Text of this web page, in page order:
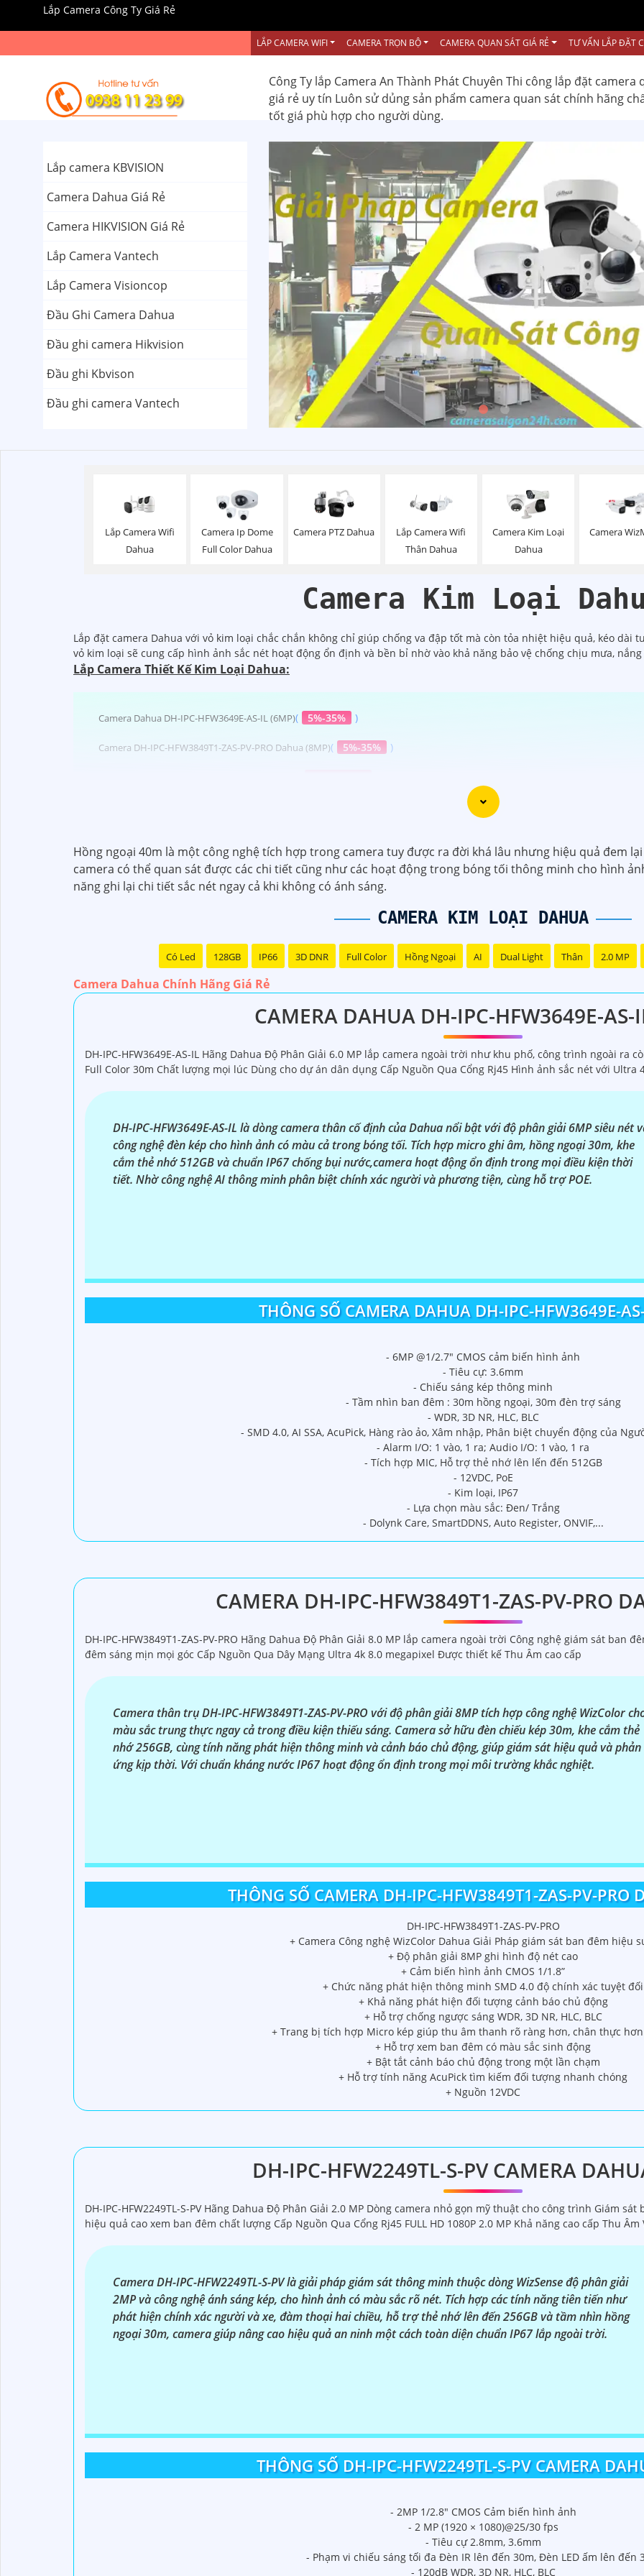
Lắp Camera Công Ty Giá Rẻ
LẮP CAMERA WIFI CAMERA TRỌN BỘ CAMERA QUAN SÁT GIÁ RẺ TƯ VẤN LẮP ĐẶT
Công Ty lắp Camera An Thành Phát Chuyên Thi công lắp đặt camera
giá rẻ uy tín Luôn sử dủng sản phẩm camera quan sát chính hãng
tốt giá phù hợp cho người dùng.
Lắp camera KBVISION
Camera Dahua Giá Rẻ
Camera HIKVISION Giá Rẻ
Lắp Camera Vantech
Lắp Camera Visioncop
Đầu Ghi Camera Dahua
Đầu ghi camera Hikvision
Đầu ghi Kbvison
Đầu ghi camera Vantech
Lắp Camera Wifi
Dahua
Camera Ip Dome
Full Color Dahua
Camera PTZ Dahua
Lắp Camera Wifi
Thân Dahua
Camera Kim Loại
Dahua
Camera
Camera Kim Loại
Lắp đặt camera Dahua với vỏ kim loại chắc chắn không chỉ giúp chống va đập tốt mà còn tỏa nhiệt hiệu quả, kéo dài
vỏ kim loại sẽ cung cấp hình ảnh sắc nét hoạt động ổn định và bền bỉ nhờ vào khả năng bảo vệ chống chịu mưa,
Lắp Camera Thiết Kế Kim Loại Dahua:
Camera Dahua DH-IPC-HFW3649E-AS-IL (6MP)( 5%-35% )
Camera DH-IPC-HFW3849T1-ZAS-PV-PRO Dahua (8MP)( 5%-35% )
Camera Kim Loại Dahua
Dạ chắc chắn, đây là tư vấn của tôi về Camera Dahua chính hãng giá rẻ và chất lượng:
1:Camera Dahua là một thương hiệu nổi tiếng về sản phẩm an ninh và giám sát.⚒2:Để Hoàn toàn tin
mua từ các cửa hàng uy tín hoặc các đại lý chính thức của Dahua.☄️3: Mức giá của Camera Dahua có
camera. Bạn nên tìm hiểu kỹ trước khi đầu tư.🎖️4: Chất lượng của Camera Dahua được đánh giá cao với
Nếu bạn muốn tìm camera Dahua giá rẻ, bạn có thể tham khảo trên các website thương mại
Hy vọng rằng những thông tin trên sẽ giúp bạn chọn lựa được Camera Dahua chính hãng, giá rẻ và chất
vấn thêm, đừng ngần ngại để lại Cung cấp cho công trình biết.
Hồng ngoại 40m là một công nghệ tích hợp trong camera tuy được ra đời khá lâu nhưng hiệu quả đem
camera có thể quan sát được các chi tiết cũng như các hoạt động trong bóng tối thông minh cho hình
năng ghi lại chi tiết sắc nét ngay cả khi không có ánh sáng.
CAMERA KIM LOẠI DAHUA
Có Led 128GB IP66 3D DNR Full Color Hồng Ngoại AI Dual Light Thân 2.0 MP
Camera Dahua Chính Hãng Giá Rẻ
CAMERA DAHUA DH-IPC-HFW3649E-AS-
DH-IPC-HFW3649E-AS-IL Hãng Dahua Độ Phân Giải 6.0 MP lắp camera ngoài trời như khu phố, công trình ngoài ra
Full Color 30m Chất lượng mọi lúc Dùng cho dự án dân dụng Cấp Nguồn Qua Cổng Rj45 Hình ảnh sắc nét với
DH-IPC-HFW3649E-AS-IL là dòng camera thân cố định của Dahua nổi bật với độ phân giải 6MP siêu nét
công nghệ đèn kép cho hình ảnh có màu cả trong bóng tối. Tích hợp micro ghi âm, hồng ngoại 30m, khe
cắm thẻ nhớ 512GB và chuẩn IP67 chống bụi nước,camera hoạt động ổn định trong mọi điều kiện thời
tiết. Nhờ công nghệ AI thông minh phân biệt chính xác người và phương tiện, cùng hỗ trợ POE.
THÔNG SỐ CAMERA DAHUA DH-IPC-HFW3649E-
- 6MP @1/2.7" CMOS cảm biến hình ảnh
- Tiêu cự: 3.6mm
- Chiếu sáng kép thông minh
- Tầm nhìn ban đêm : 30m hồng ngoại, 30m đèn trợ sáng
- WDR, 3D NR, HLC, BLC
- SMD 4.0, AI SSA, AcuPick, Hàng rào ảo, Xâm nhập, Phân biệt chuyển động của
- Alarm I/O: 1 vào, 1 ra; Audio I/O: 1 vào, 1 ra
- Tích hợp MIC, Hỗ trợ thẻ nhớ lên lến đến 512GB
- 12VDC, PoE
- Kim loại, IP67
- Lựa chọn màu sắc: Đen/ Trắng
- Dolynk Care, SmartDDNS, Auto Register, ONVIF,...
CAMERA DH-IPC-HFW3849T1-ZAS-PV-PRO
DH-IPC-HFW3849T1-ZAS-PV-PRO Hãng Dahua Độ Phân Giải 8.0 MP lắp camera ngoài trời Công nghệ giám sát ban
đêm sáng mịn mọi góc Cấp Nguồn Qua Dây Mạng Ultra 4k 8.0 megapixel Được thiết kế Thu Âm cao cấp
Camera thân trụ DH-IPC-HFW3849T1-ZAS-PV-PRO với độ phân giải 8MP tích hợp công nghệ WizColor
màu sắc trung thực ngay cả trong điều kiện thiếu sáng. Camera sở hữu đèn chiếu kép 30m, khe cắm thẻ
nhớ 256GB, cùng tính năng phát hiện thông minh và cảnh báo chủ động, giúp giám sát hiệu quả và phản
ứng kịp thời. Với chuẩn kháng nước IP67 hoạt động ổn định trong mọi môi trường khắc nghiệt.
THÔNG SỐ CAMERA DH-IPC-HFW3849T1-ZAS-PV-PRO
DH-IPC-HFW3849T1-ZAS-PV-PRO
+ Camera Công nghệ WizColor Dahua Giải Pháp giám sát ban đêm hiệu
+ Độ phân giải 8MP ghi hình độ nét cao
+ Cảm biến hình ảnh CMOS 1/1.8”
+ Chức năng phát hiện thông minh SMD 4.0 độ chính xác tuyệt đối
+ Khả năng phát hiện đối tượng cảnh báo chủ động
+ Hỗ trợ chống ngược sáng WDR, 3D NR, HLC, BLC
+ Trang bị tích hợp Micro kép giúp thu âm thanh rõ ràng hơn, chân thực hơn
+ Hỗ trợ xem ban đêm có màu sắc sinh động
+ Bật tắt cảnh báo chủ động trong một lần chạm
+ Hỗ trợ tính năng AcuPick tìm kiếm đối tượng nhanh chóng
+ Nguồn 12VDC
DH-IPC-HFW2249TL-S-PV CAMERA
DH-IPC-HFW2249TL-S-PV Hãng Dahua Độ Phân Giải 2.0 MP Dòng camera nhỏ gọn mỹ thuật cho công trình Giám
hiệu quả cao xem ban đêm chất lượng Cấp Nguồn Qua Cổng Rj45 FULL HD 1080P 2.0 MP Khả năng cao cấp Thu Âm
Camera DH-IPC-HFW2249TL-S-PV là giải pháp giám sát thông minh thuộc dòng WizSense độ phân giải
2MP và công nghệ ánh sáng kép, cho hình ảnh có màu sắc rõ nét. Tích hợp các tính năng tiên tiến như
phát hiện chính xác người và xe, đàm thoại hai chiều, hỗ trợ thẻ nhớ lên đến 256GB và tầm nhìn hồng
ngoại 30m, camera giúp nâng cao hiệu quả an ninh một cách toàn diện chuẩn IP67 lắp ngoài trời.
THÔNG SỐ DH-IPC-HFW2249TL-S-PV CAMERA
- 2MP 1/2.8" CMOS Cảm biến hình ảnh
- 2 MP (1920 × 1080)@25/30 fps
- Tiêu cự 2.8mm, 3.6mm
- Phạm vi chiếu sáng tối đa Đèn IR lên đến 30m, Đèn LED ấm lên đến
- 120dB WDR, 3D NR, HLC, BLC